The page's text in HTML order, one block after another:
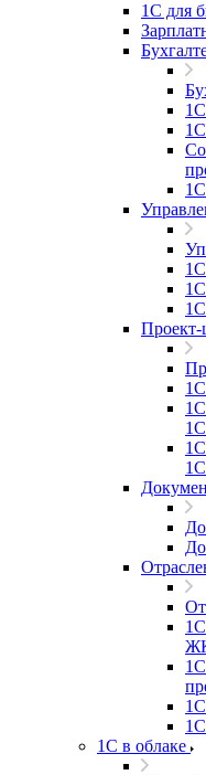
1С для
Проект-
1C в облаке